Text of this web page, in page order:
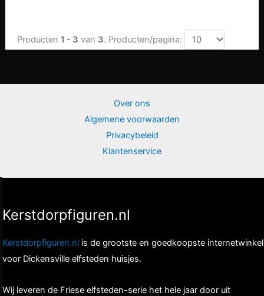
Producten 1 - 3 van 3. Producten/pagina:
Over ons
Algemene voorwaarden
Privacybeleid
Klantenservice
Kerstdorpfiguren.nl
Kerstdorpfiguren.nl is de grootste en goedkoopste internetwinkel
voor Dickensville elfsteden huisjes.
Wij leveren de Friese elfsteden-serie het hele jaar door uit